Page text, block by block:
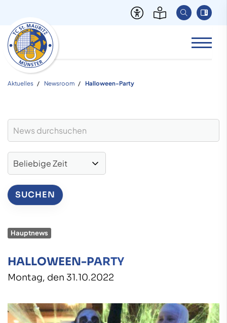
Aktuelles Newsroom Halloween-Party
Hauptnews
HALLOWEEN-PARTY
Montag, den 31.10.2022